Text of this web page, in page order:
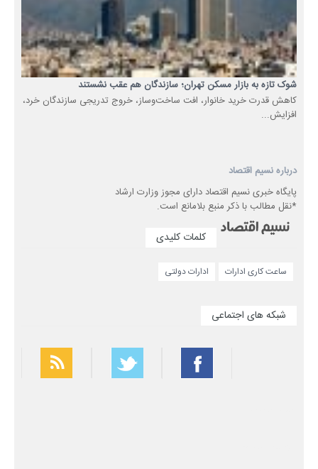
شوک تازه به بازار مسکن تهران؛ سازندگان هم عقب نشستند
کاهش قدرت خرید خانوار، افت ساخت‌وساز، خروج تدریجی سازندگان خرد،
افزایش...
درباره نسیم اقتصاد
پایگاه خبری نسیم اقتصاد دارای مجوز وزارت ارشاد
*نقل مطالب با ذکر منبع بلامانع است.
کلمات کلیدی
ساعت کاری ادارات ادارات دولتی
شبکه های اجتماعی